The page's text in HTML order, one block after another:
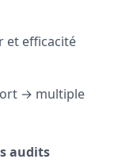
et efficacité
→ multiple
audits